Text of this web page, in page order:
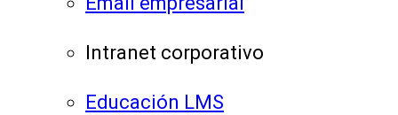
Intranet corporativo
Educación LMS